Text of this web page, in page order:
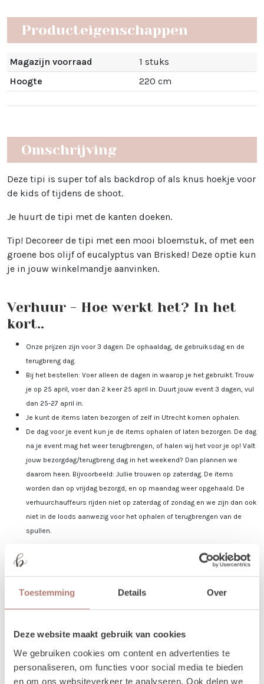
Toestemming Details Over
Deze website maakt gebruik van cookies
We gebruiken cookies om content en advertenties te
personaliseren, om functies voor social media te bieden
en om ons websiteverkeer te analyseren. Ook delen we
Producteigenschappen
Magazijn voorraad
1 stuks
Hoogte
220 cm
Omschrijving
Deze tipi is super tof als backdrop of als knus hoekje voor
de kids of tijdens de shoot.
Je huurt de tipi met de kanten doeken.
Tip! Decoreer de tipi met een mooi bloemstuk, of met een
groene bos olijf of eucalyptus van Brisked! Deze optie kun
je in jouw winkelmandje aanvinken.
Verhuur - Hoe werkt het? In het
kort..
Onze prijzen zijn voor 3 dagen. De ophaaldag, de gebruiksdag en de
terugbreng dag.
Bij het bestellen: Voer alleen de dagen in waarop je het gebruikt. Trouw
je op 25 april, voer dan 2 keer 25 april in. Duurt jouw event 3 dagen, vul
dan 25-27 april in.
Je kunt de items laten bezorgen of zelf in Utrecht komen ophalen.
De dag voor je event kun je de items ophalen of laten bezorgen. De dag
na je event mag het weer terugbrengen, of halen wij het voor je op! Valt
jouw bezorgdag/terugbreng dag in het weekend? Dan plannen we
daarom heen. Bijvoorbeeld: Jullie trouwen op zaterdag. De items
worden dan op vrijdag bezorgd, en op maandag weer opgehaald. De
verhuurchauffeurs rijden niet op zaterdag of zondag en we zijn dan ook
niet in de loods aanwezig voor het ophalen of terugbrengen van de
spullen.
Meer lezen over hoe het in zijn werk gaat?Dat lees je
Disclaimer: Dit product is een verhuurproduct en kan gebruikssporen bevatten zoals krassen, deuken